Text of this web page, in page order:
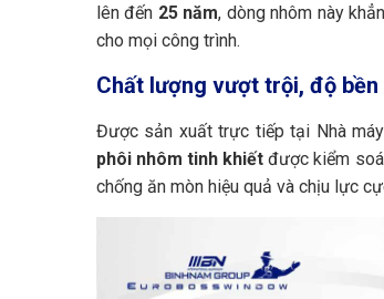
lên đến 25 năm, dòng nhôm này
cho mọi công trình.
Chất lượng vượt trội, độ
Được sản xuất trực tiếp tại Nhà
phôi nhôm tinh khiết được kiểm
chống ăn mòn hiệu quả và chịu lực